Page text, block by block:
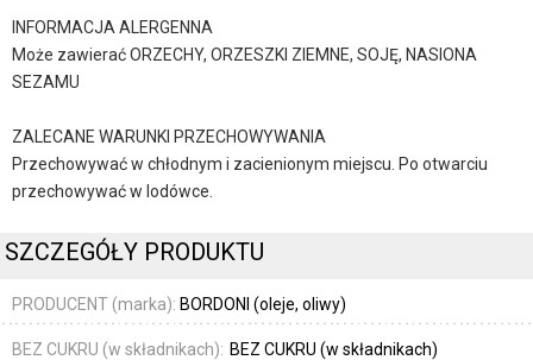
INFORMACJA ALERGENNA
Może zawierać ORZECHY, ORZESZKI ZIEMNE, SOJĘ, NASIONA
SEZAMU
ZALECANE WARUNKI PRZECHOWYWANIA
Przechowywać w chłodnym i zacienionym miejscu. Po otwarciu
przechowywać w lodówce.
SZCZEGÓŁY PRODUKTU
PRODUCENT (marka): BORDONI (oleje, oliwy)
BEZ CUKRU (w składnikach): BEZ CUKRU (w składnikach)